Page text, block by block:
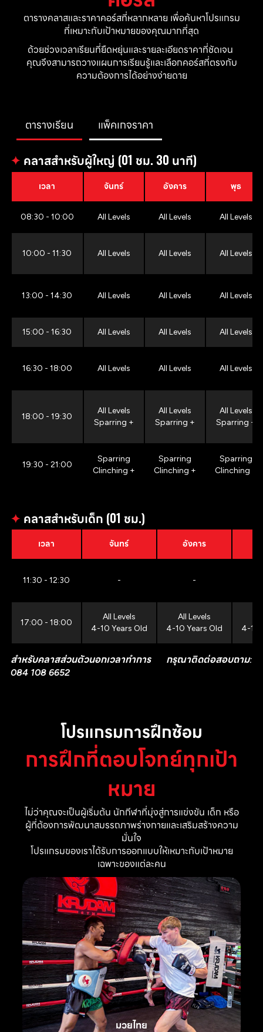
ตารางคลาสและราคาคอร์สที่หลากหลาย เพื่อค้นหาโปรแกรม
ที่เหมาะกับเป้าหมายของคุณมากที่สุด
ด้วยช่วงเวลาเรียนที่ยืดหยุ่นและรายละเอียดราคาที่ชัดเจน
คุณจึงสามารถวางแผนการเรียนรู้และเลือกคอร์สที่ตรงกับ
ความต้องการได้อย่างง่ายดาย
ตารางเรียน แพ็คเกจราคา
✦ คลาสสำหรับผู้ใหญ่ (01 ชม. 30 นาที)
เวลา จันทร์ อังคาร พุธ
08:30 - 10:00 All Levels All Levels All Levels
10:00 - 11:30 All Levels All Levels All Levels
13:00 - 14:30 All Levels All Levels All Levels
15:00 - 16:30 All Levels All Levels All Levels
16:30 - 18:00 All Levels All Levels All Levels
18:00 - 19:30
All Levels
Sparring +
All Levels
Sparring +
All Levels
Sparring +
19:30 - 21:00
Sparring
Clinching +
Sparring
Clinching +
Sparring
Clinching +
✦ คลาสสำหรับเด็ก (01 ชม.)
เวลา จันทร์ อังคาร
11:30 - 12:30 - -
17:00 - 18:00
All Levels
4-10 Years Old
All Levels
4-10 Years Old
4-10
สำหรับคลาสส่วนตัวนอกเวลาทำการ กรุณาติดต่อสอบถาม:
084 108 6652
โปรแกรมการฝึกซ้อม
การฝึกที่ตอบโจทย์ทุกเป้า
หมาย
ไม่ว่าคุณจะเป็นผู้เริ่มต้น นักกีฬาที่มุ่งสู่การแข่งขัน เด็ก หรือ
ผู้ที่ต้องการพัฒนาสมรรถภาพร่างกายและเสริมสร้างความ
มั่นใจ
โปรแกรมของเราได้รับการออกแบบให้เหมาะกับเป้าหมาย
เฉพาะของแต่ละคน
มวยไทย